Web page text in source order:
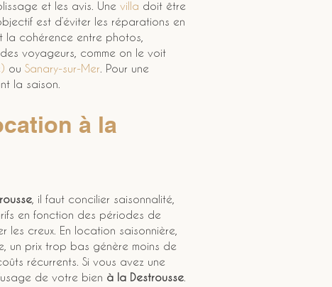
et les avis. Une villa doit être
est d’éviter les réparations en
la cohérence entre photos,
voyageurs, comme on le voit
ou Sanary-sur-Mer . Pour une
la saison.
à la
, il faut concilier saisonnalité,
en fonction des périodes de
creux. En location saisonnière,
un prix trop bas génère moins de
récurrents. Si vous avez une
de votre bien à la Destrousse